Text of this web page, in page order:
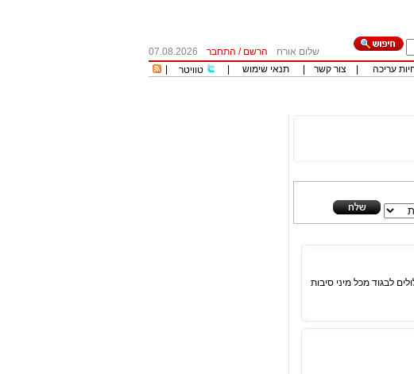
שלום אורח הרשם / התחבר
07.08.2026
עריכה צור קשר תנאי שימוש טוויטר
לבגוד מכל מיני סיבות